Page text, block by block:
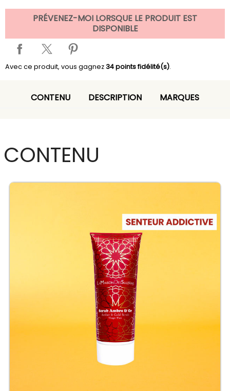
PRÉVENEZ-MOI LORSQUE LE PRODUIT EST
DISPONIBLE
Avec ce produit, vous gagnez34points fidélité(s).
CONTENU DESCRIPTION MARQUES
CONTENU